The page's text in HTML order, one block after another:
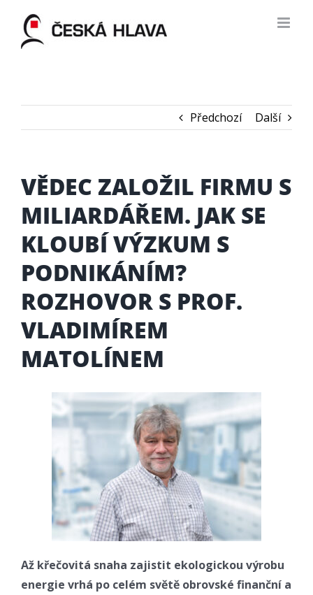
content
Předchozí Další
VĚDEC ZALOŽIL FIRMU S
MILIARDÁŘEM. JAK SE
KLOUBÍ VÝZKUM S
PODNIKÁNÍM?
ROZHOVOR S PROF.
VLADIMÍREM
MATOLÍNEM
Až křečovitá snaha zajistit ekologickou výrobu
energie vrhá po celém světě obrovské finanční a